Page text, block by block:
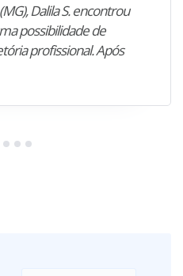
Dalila S. encontrou
possibilidade de
profissional. Após